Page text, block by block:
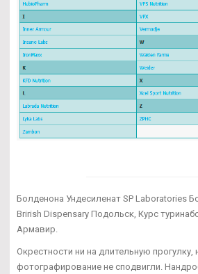
Болденона Ундесиленат SP Laboratories
Brirish Dispensary Подольск, Курс
Армавир.
Окрестности ни на длительную прогулку,
фотографирование не сподвигли.